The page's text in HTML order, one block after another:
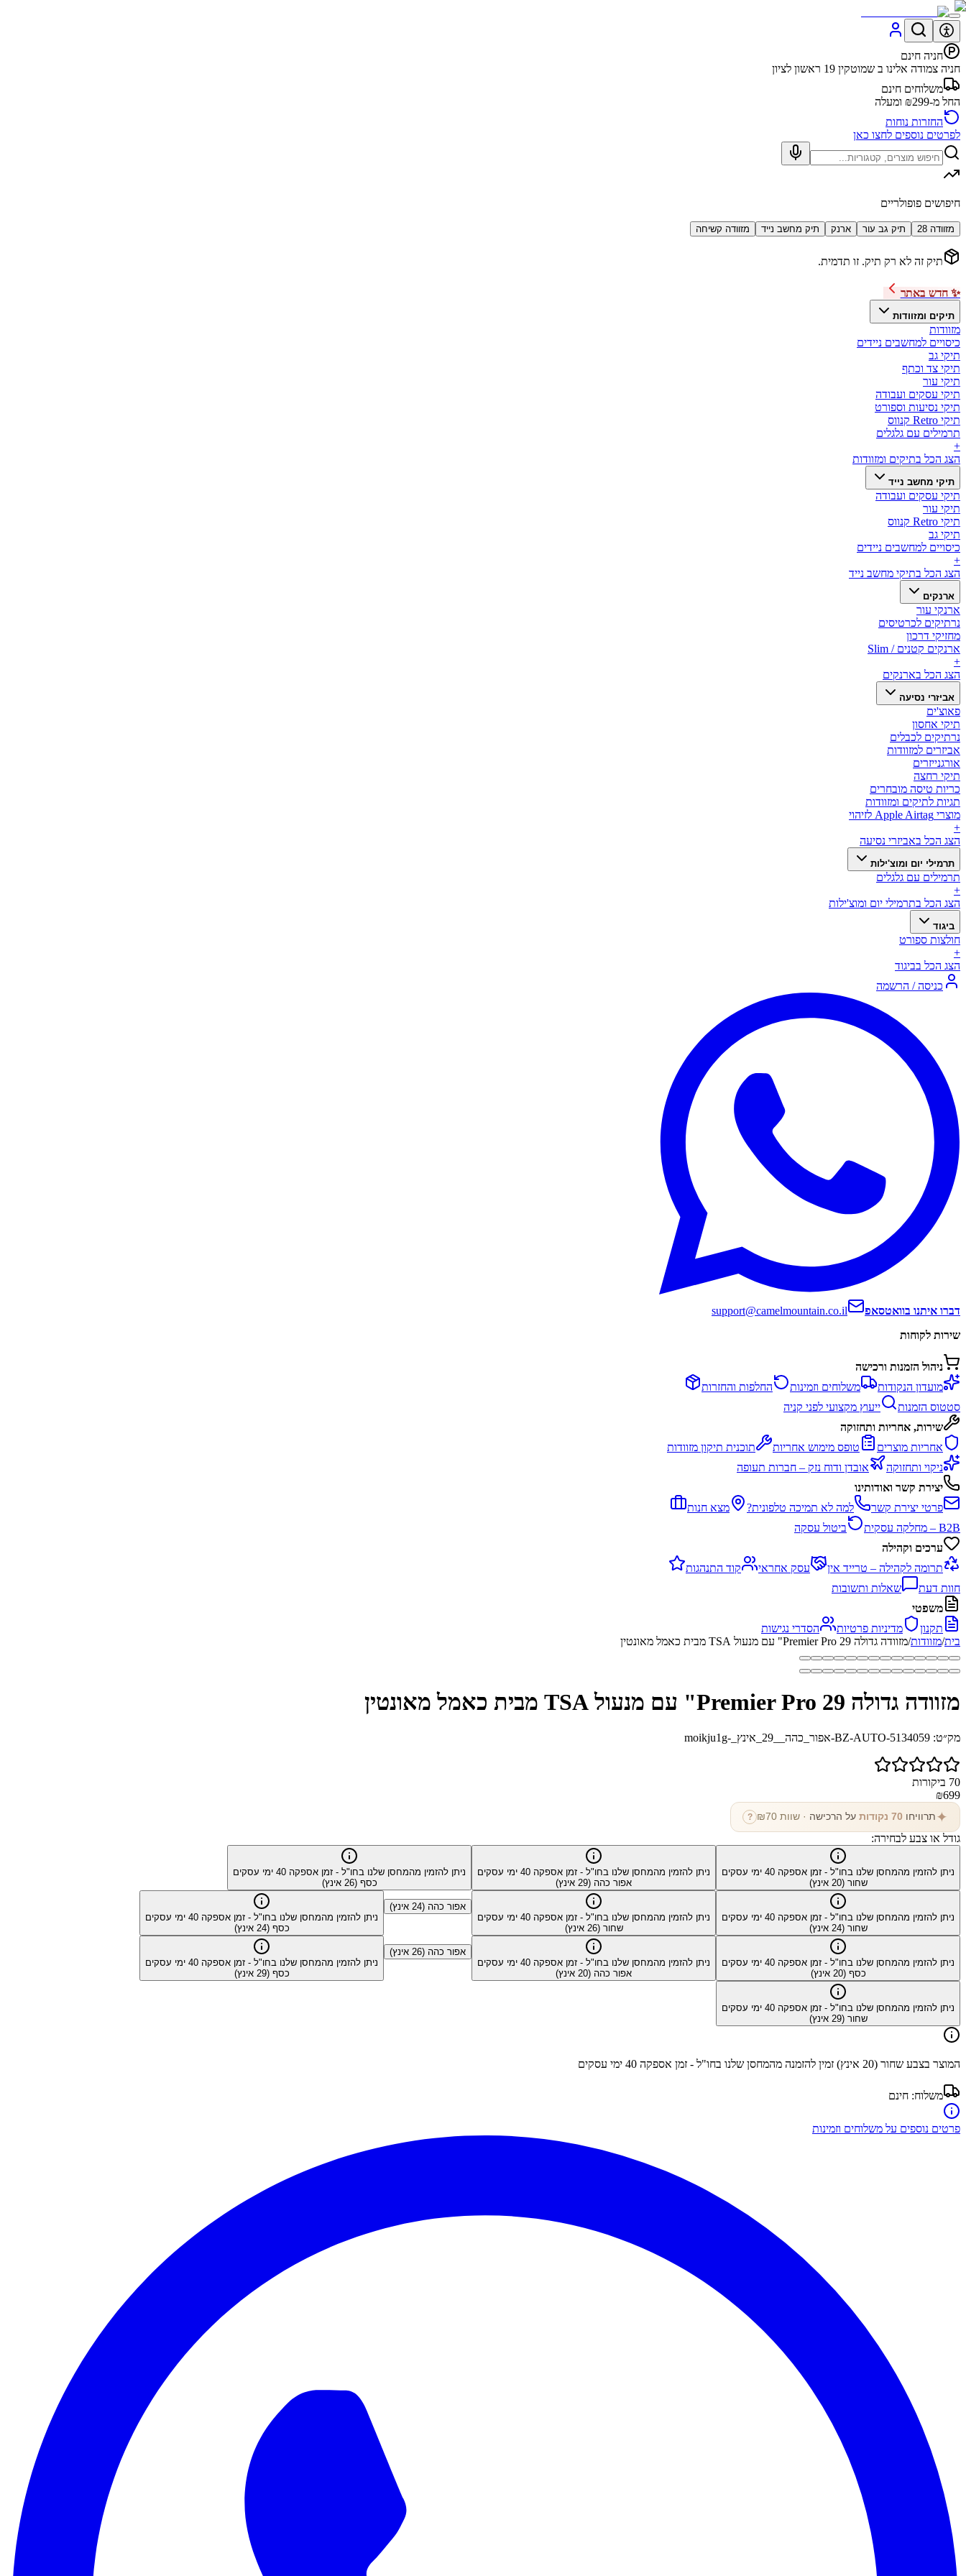
חניה חינם
חניה צמודה אלינו ב שמוטקין 19 ראשון לציון
משלוחים חינם
החל מ-₪299 ומעלה
החזרות נוחות
לפרטים נוספים לחצו כאן
חיפושים פופולריים
מזוודה 28 תיק גב עור ארנק תיק מחשב נייד מזוודה קשיחה
תיק זה לא רק תיק. זו תדמית.
✨ חדש באתר
תיקים ומזוודות
מזוודות
כיסויים למחשבים ניידים
תיקי גב
תיקי צד וכתף
תיקי עור
תיקי עסקים ועבודה
תיקי נסיעות וספורט
תיקי Retro קנווס
תרמילים עם גלגלים
+
הצג הכל בתיקים ומזוודות
תיקי מחשב נייד
תיקי עסקים ועבודה
תיקי עור
תיקי Retro קנווס
תיקי גב
כיסויים למחשבים ניידים
+
הצג הכל בתיקי מחשב נייד
ארנקים
ארנקי עור
נרתיקים לכרטיסים
מחזיקי דרכון
ארנקים קטנים / Slim
+
הצג הכל בארנקים
אביזרי נסיעה
פאוצ'ים
תיקי אחסון
נרתיקים לכבלים
אביזרים למזוודות
אורגנייזרים
תיקי רחצה
כריות טיסה מובחרים
תגיות לתיקים ומזוודות
מוצרי Apple Airtag לזיהוי
+
הצג הכל באביזרי נסיעה
תרמילי יום ומוצ'ילות
תרמילים עם גלגלים
+
הצג הכל בתרמילי יום ומוצ'ילות
ביגוד
חולצות ספורט
+
הצג הכל בביגוד
כניסה / הרשמה
דברו איתנו בוואטסאפ
support@camelmountain.co.il
שירות לקוחות
ניהול הזמנות ורכישה
מועדון הנקודות
משלוחים וזמינות
החלפות והחזרות
סטטוס הזמנות
ייעוץ מקצועי לפני קניה
שירות, אחריות ותחזוקה
אחריות מוצרים
טופס מימוש אחריות
תוכנית תיקון מזוודות
ניקוי ותחזוקה
אובדן ודוח נזק – חברות תעופה
יצירת קשר ואודותינו
פרטי יצירת קשר
למה לא תמיכה טלפונית?
מצא חנות
B2B – מחלקה עסקית
ביטול עסקה
ערכים וקהילה
תרומה לקהילה – טרייד אין
עסק אחראי
קוד התנהגות
חוות דעת
שאלות ותשובות
משפטי
תקנון
מדיניות פרטיות
הסדרי נגישות
בית/מזוודות/מזוודה גדולה Premier Pro 29" עם מנעול TSA מבית כאמל מאונטין
מזוודה גדולה Premier Pro 29" עם מנעול TSA מבית כאמל מאונטין
מק״ט: BZ-AUTO-5134059-אפור_כהה__29_אינץ_-moikju1g
70 ביקורות
₪699
✦ תרוויחו 70 נקודות על הרכישה · שוות ₪ 70
?
גודל או צבע לבחירה:
ניתן להזמין מהמחסן שלנו בחו"ל - זמן אספקה 40 ימי עסקים
שחור (20 אינץ)
ניתן להזמין מהמחסן שלנו בחו"ל - זמן אספקה 40 ימי עסקים
אפור כהה (29 אינץ)
ניתן להזמין מהמחסן שלנו בחו"ל - זמן אספקה 40 ימי עסקים
כסף (26 אינץ)
ניתן להזמין מהמחסן שלנו בחו"ל - זמן אספקה 40 ימי עסקים
שחור (24 אינץ)
ניתן להזמין מהמחסן שלנו בחו"ל - זמן אספקה 40 ימי עסקים
שחור (26 אינץ)
אפור כהה (24 אינץ)
ניתן להזמין מהמחסן שלנו בחו"ל - זמן אספקה 40 ימי עסקים
כסף (24 אינץ)
ניתן להזמין מהמחסן שלנו בחו"ל - זמן אספקה 40 ימי עסקים
כסף (20 אינץ)
ניתן להזמין מהמחסן שלנו בחו"ל - זמן אספקה 40 ימי עסקים
אפור כהה (20 אינץ)
אפור כהה (26 אינץ)
ניתן להזמין מהמחסן שלנו בחו"ל - זמן אספקה 40 ימי עסקים
כסף (29 אינץ)
ניתן להזמין מהמחסן שלנו בחו"ל - זמן אספקה 40 ימי עסקים
שחור (29 אינץ)
המוצר בצבע שחור (20 אינץ) זמין להזמנה מהמחסן שלנו בחו"ל - זמן אספקה 40 ימי עסקים
משלוח: חינם
פרטים נוספים על משלוחים וזמינות